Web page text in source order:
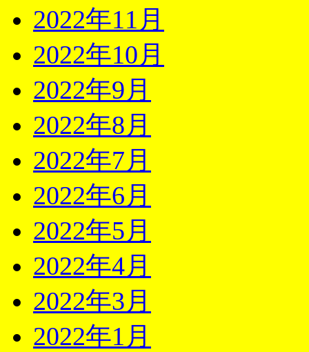
2022年11月
2022年10月
2022年9月
2022年8月
2022年7月
2022年6月
2022年5月
2022年4月
2022年3月
2022年1月